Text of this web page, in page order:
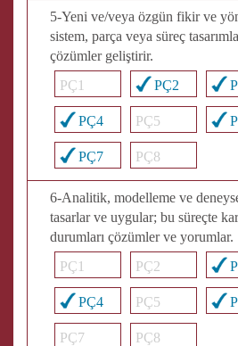
5-Yeni ve/veya özgün fikir ve
sistem, parça veya süreç
çözümler geliştirir.
PÇ1
PÇ2
PÇ4 PÇ5
PÇ7 PÇ8
6-Analitik, modelleme ve
tasarlar ve uygular; bu süreçte
durumları çözümler ve yorumlar.
PÇ1
PÇ2
PÇ4 PÇ5
PÇ7 PÇ8